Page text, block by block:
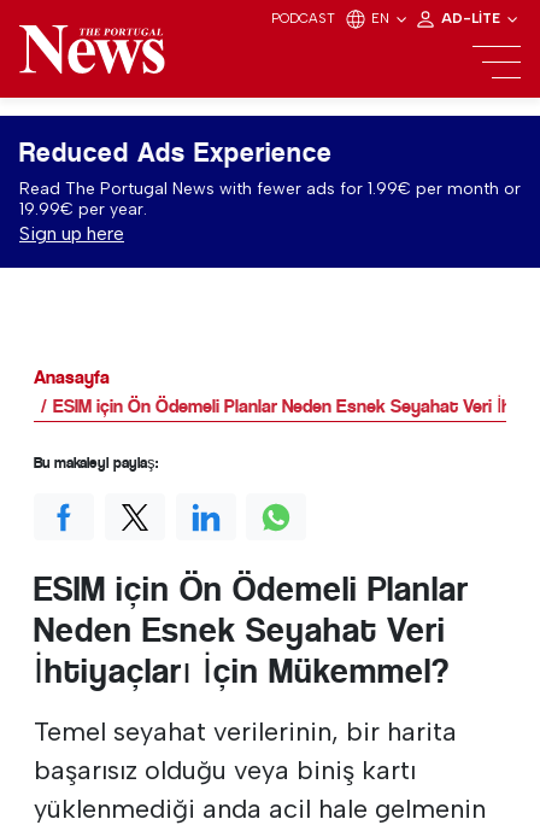
PODCAST EN AD-LITE
Reduced Ads Experience
Read The Portugal News with fewer ads for 1.99€ per month or
19.99€ per year.
Sign up here
Anasayfa
ESIM için Ön Ödemeli Planlar Neden Esnek Seyahat Veri
ESIM için Ön Ödemeli Planlar
Neden Esnek Seyahat Veri
İhtiyaçları İçin Mükemmel?
Temel seyahat verilerinin, bir harita
başarısız olduğu veya biniş kartı
yüklenmediği anda acil hale gelmenin
Bu makaleyi paylaş: